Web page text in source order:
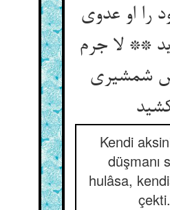
را او عدوی
** لا جرم
شمشیری
Kendi
düşmanı
hulâsa,
çekti.